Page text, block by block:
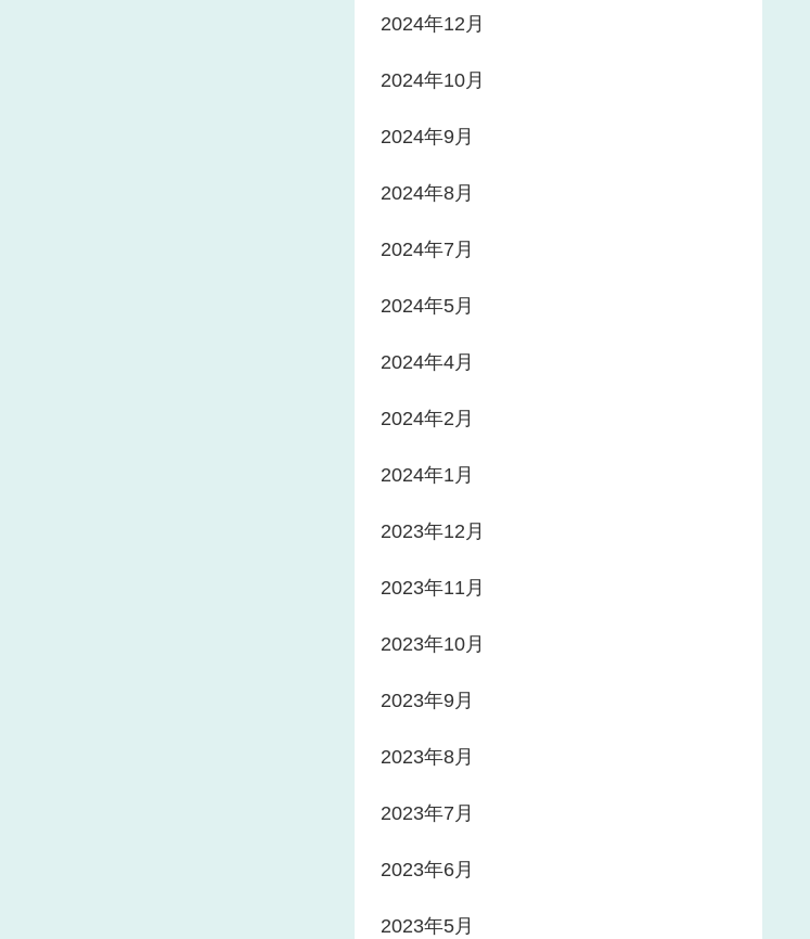
2024年12月
2024年10月
2024年9月
2024年8月
2024年7月
2024年5月
2024年4月
2024年2月
2024年1月
2023年12月
2023年11月
2023年10月
2023年9月
2023年8月
2023年7月
2023年6月
2023年5月